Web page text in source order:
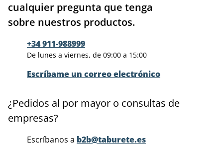
cualquier pregunta que tenga
sobre nuestros productos.
+34 911-988999
De lunes a viernes, de 09:00 a 15:00
Escríbame un correo electrónico
¿Pedidos al por mayor o consultas de
empresas?
Escríbanos a b2b@taburete.es